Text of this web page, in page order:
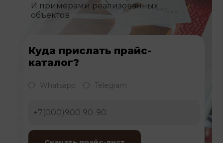
И примерами реализованных
объектов
Куда прислать прайс-
каталог?
Whatsapp Telegram